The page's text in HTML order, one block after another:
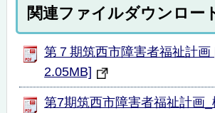
関連ファイルダウンロー
第７期筑西市障害者福祉計画
2.05MB]
第7期筑西市障害者福祉計画